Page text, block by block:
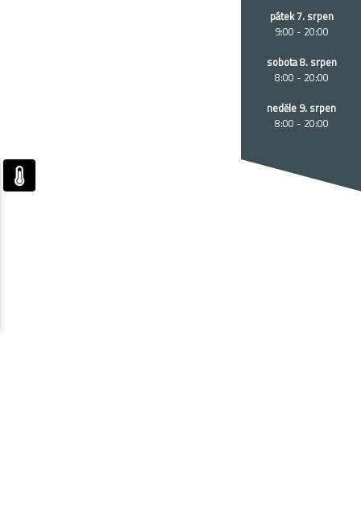
pátek 7. srpen
9:00 - 20:00
sobota 8. srpen
8:00 - 20:00
neděle 9. srpen
8:00 - 20:00